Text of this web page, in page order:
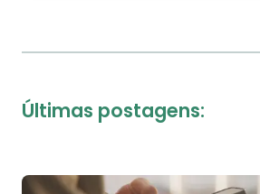
Últimas postagens: